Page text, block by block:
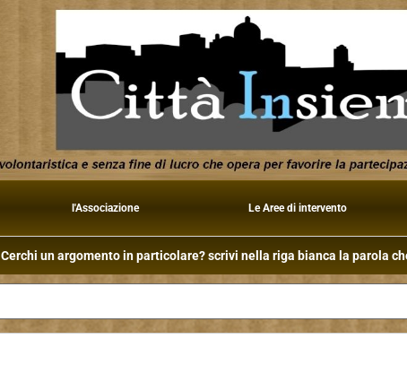
l'Associazione Le Aree di intervento
Cerchi un argomento in particolare? scrivi nella riga bianca la parola